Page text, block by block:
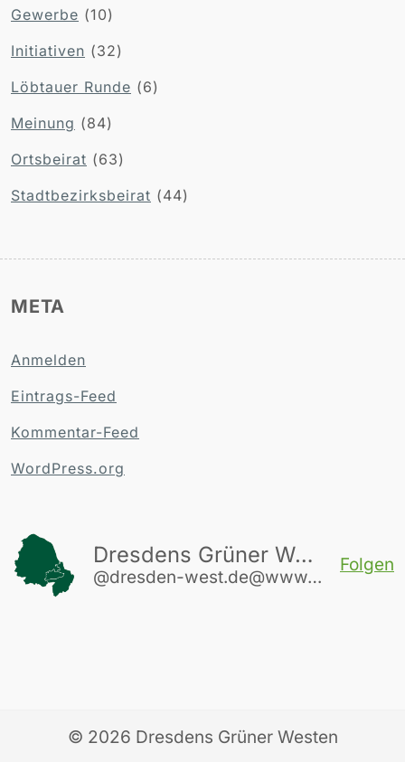
Gewerbe (10)
Initiativen (32)
Löbtauer Runde (6)
Meinung (84)
Ortsbeirat (63)
Stadtbezirksbeirat (44)
META
Anmelden
Eintrags-Feed
Kommentar-Feed
WordPress.org
Dresdens Grüner Westen
@dresden-west.de@www.dresden-west.de
Folgen
© 2026 Dresdens Grüner Westen